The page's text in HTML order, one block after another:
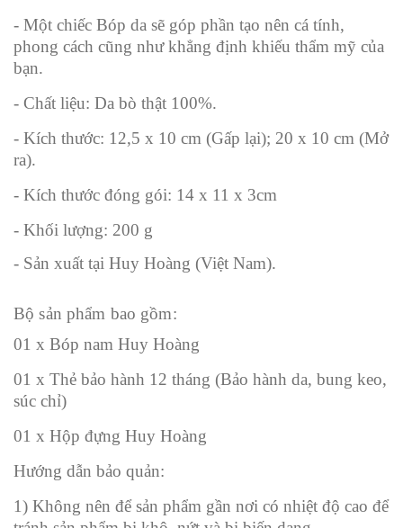
- Một chiếc Bóp da sẽ góp phần tạo nên cá tính,
phong cách cũng như khẳng định khiếu thẩm mỹ của
bạn.
- Chất liệu: Da bò thật 100%.
- Kích thước: 12,5 x 10 cm (Gấp lại); 20 x 10 cm (Mở
ra).
- Kích thước đóng gói: 14 x 11 x 3cm
- Khối lượng: 200 g
- Sản xuất tại Huy Hoàng (Việt Nam).
Bộ sản phẩm bao gồm:
01 x Bóp nam Huy Hoàng
01 x Thẻ bảo hành 12 tháng (Bảo hành da, bung keo,
súc chỉ)
01 x Hộp đựng Huy Hoàng
Hướng dẫn bảo quản:
1) Không nên để sản phẩm gần nơi có nhiệt độ cao để